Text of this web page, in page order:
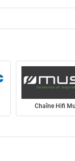
Chaîne Hifi